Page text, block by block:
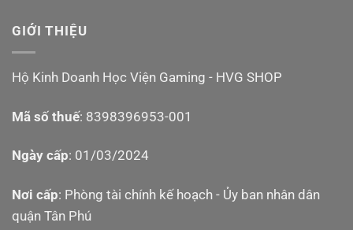
GIỚI THIỆU
Hộ Kinh Doanh Học Viện Gaming - HVG SHOP
Mã số thuế: 8398396953-001
Ngày cấp: 01/03/2024
Nơi cấp: Phòng tài chính kế hoạch - Ủy ban nhân dân
quận Tân Phú